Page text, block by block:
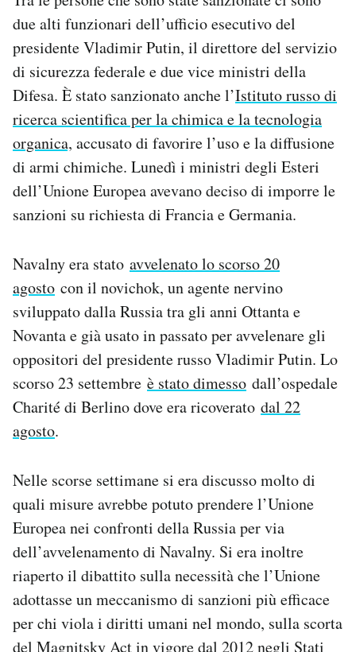
due alti funzionari dell’ufficio esecutivo del
presidente Vladimir Putin, il direttore del servizio
di sicurezza federale e due vice ministri della
Difesa. È stato sanzionato anche l’Istituto russo di
ricerca scientifica per la chimica e la tecnologia
organica, accusato di favorire l’uso e la diffusione
di armi chimiche. Lunedì i ministri degli Esteri
dell’Unione Europea avevano deciso di imporre le
sanzioni su richiesta di Francia e Germania.
Navalny era stato avvelenato lo scorso 20
agosto con il novichok, un agente nervino
sviluppato dalla Russia tra gli anni Ottanta e
Novanta e già usato in passato per avvelenare gli
oppositori del presidente russo Vladimir Putin. Lo
scorso 23 settembre è stato dimesso dall’ospedale
Charité di Berlino dove era ricoverato dal 22
agosto.
Nelle scorse settimane si era discusso molto di
quali misure avrebbe potuto prendere l’Unione
Europea nei confronti della Russia per via
dell’avvelenamento di Navalny. Si era inoltre
riaperto il dibattito sulla necessità che l’Unione
adottasse un meccanismo di sanzioni più efficace
per chi viola i diritti umani nel mondo, sulla scorta
del Magnitsky Actin vigore dal 2012 negli Stati